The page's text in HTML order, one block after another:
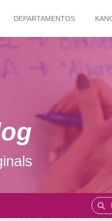
DEPARTAMENTOS